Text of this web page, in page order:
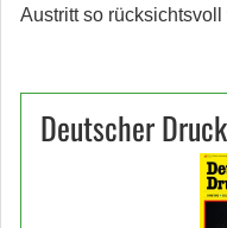
Austritt so
Deutscher